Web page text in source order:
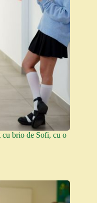
cu brio de Sofi, cu o